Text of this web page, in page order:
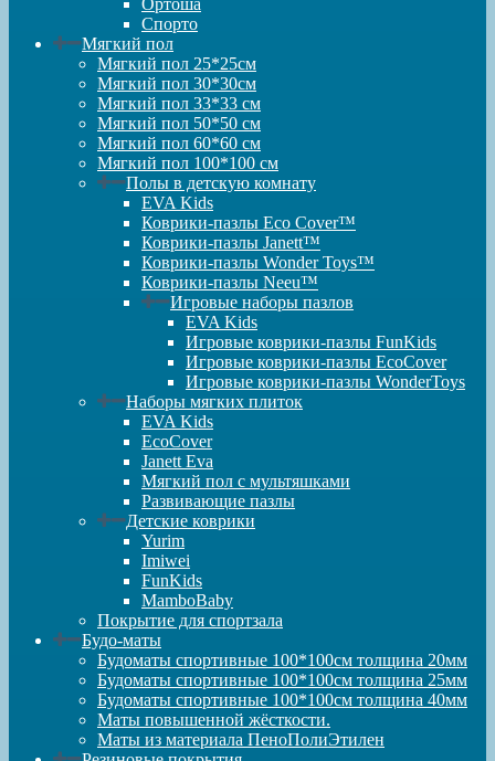
Ортоша
Спорто
Мягкий пол
Мягкий пол 25*25см
Мягкий пол 30*30см
Мягкий пол 33*33 см
Мягкий пол 50*50 см
Мягкий пол 60*60 см
Мягкий пол 100*100 см
Полы в детскую комнату
EVA Kids
Коврики-пазлы Eco Cover™
Коврики-пазлы Janett™
Коврики-пазлы Wonder Toys™
Коврики-пазлы Neeu™
Игровые наборы пазлов
EVA Kids
Игровые коврики-пазлы FunKids
Игровые коврики-пазлы EcoCover
Игровые коврики-пазлы WonderToys
Наборы мягких плиток
EVA Kids
EcoCover
Janett Eva
Мягкий пол с мультяшками
Развивающие пазлы
Детские коврики
Yurim
Imiwei
FunKids
MamboBaby
Покрытие для спортзала
Будо-маты
Будоматы спортивные 100*100см толщина 20мм
Будоматы спортивные 100*100см толщина 25мм
Будоматы спортивные 100*100см толщина 40мм
Маты повышенной жёсткости.
Маты из материала ПеноПолиЭтилен